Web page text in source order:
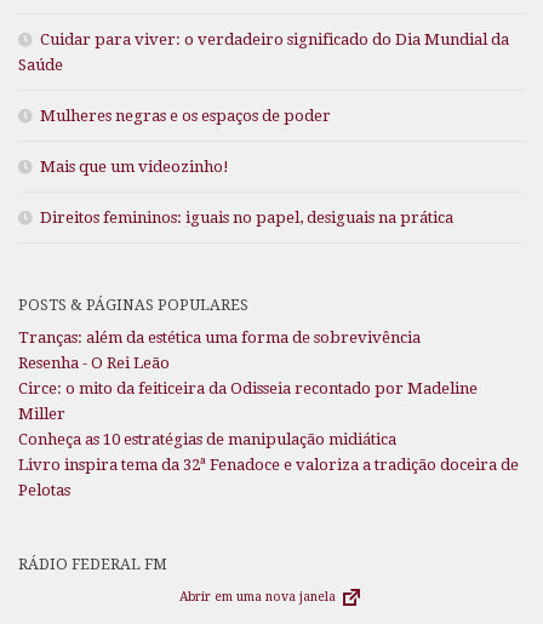
Cuidar para viver: o verdadeiro significado do Dia Mundial da
Saúde
Mulheres negras e os espaços de poder
Mais que um videozinho!
Direitos femininos: iguais no papel, desiguais na prática
POSTS & PÁGINAS POPULARES
Tranças: além da estética uma forma de sobrevivência
Resenha - O Rei Leão
Circe: o mito da feiticeira da Odisseia recontado por Madeline
Miller
Conheça as 10 estratégias de manipulação midiática
Livro inspira tema da 32ª Fenadoce e valoriza a tradição doceira de
Pelotas
RÁDIO FEDERAL FM
Abrir em uma nova janela